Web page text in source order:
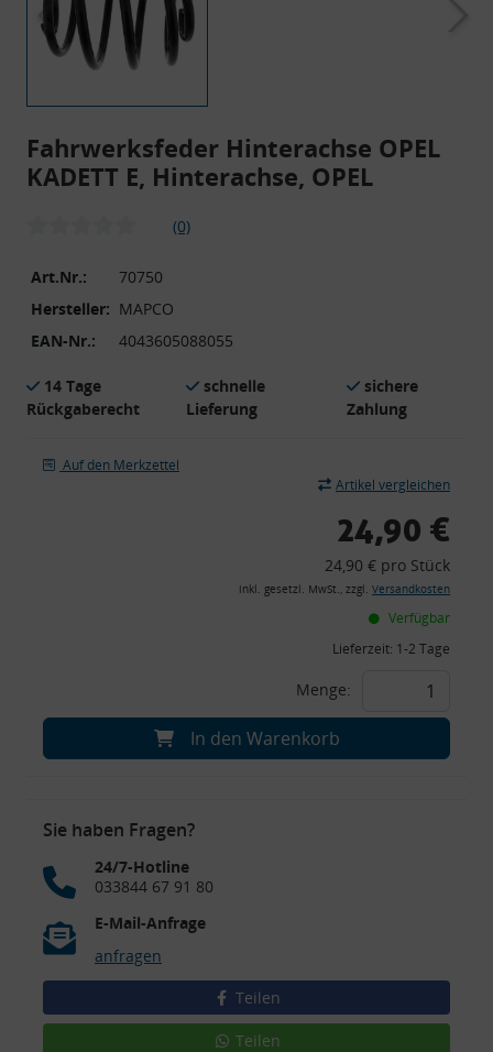
Fahrwerksfeder Hinterachse OPEL
KADETT E, Hinterachse, OPEL
(0)
Art.Nr.:
70750
Hersteller: MAPCO
EAN-Nr.:
4043605088055
14 Tage
Rückgaberecht
schnelle
Lieferung
sichere
Zahlung
Auf den Merkzettel
Artikel vergleichen
24,90 €
24,90 € pro Stück
inkl. gesetzl. MwSt., zzgl. Versandkosten
Verfügbar
Lieferzeit: 1-2 Tage
Menge:
In den Warenkorb
Sie haben Fragen?
24/7-Hotline
033844 67 91 80
E-Mail-Anfrage
anfragen
Teilen
Teilen